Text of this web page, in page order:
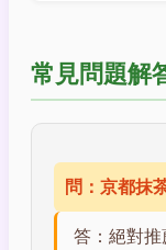
常見問題解
問：京都抹
答：絕對